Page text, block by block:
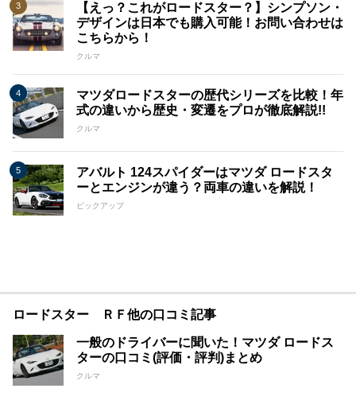
【えっ？これがロードスター？】シンプソン・
デザインは日本でも購入可能！お問い合わせは
こちらから！
クルマ
マツダロードスターの歴代シリーズを比較！年
式の違いから歴史・変遷をプロが徹底解説!!
クルマ
アバルト 124スパイダーはマツダ ロードスタ
ーとエンジンが違う？両車の違いを解説！
ピックアップ
ロードスター ＲＦ他の口コミ記事
一般のドライバーに聞いた！マツダ ロードス
ターの口コミ(評価・評判)まとめ
クルマ